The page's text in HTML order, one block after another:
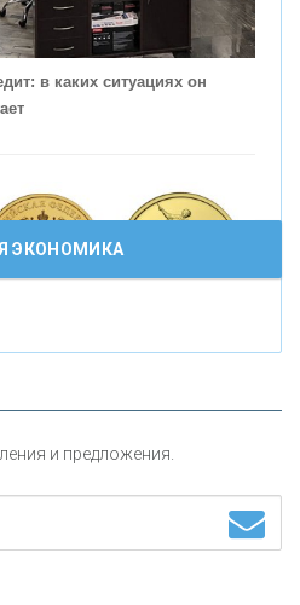
из главных трендов в
- «Интервью»
в каких ситуациях он
капитала
ЭКОНОМИКА
и предложения.